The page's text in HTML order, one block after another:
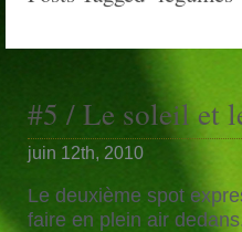
#5 / Le soleil et
juin 12th, 2010
Le deuxième spot
faire en plein air